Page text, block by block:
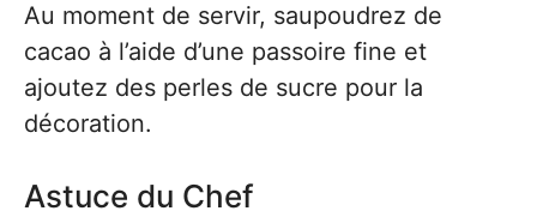
Au moment de servir, saupoudrez de
cacao à l’aide d’une passoire fine et
ajoutez des perles de sucre pour la
décoration.
Astuce du Chef